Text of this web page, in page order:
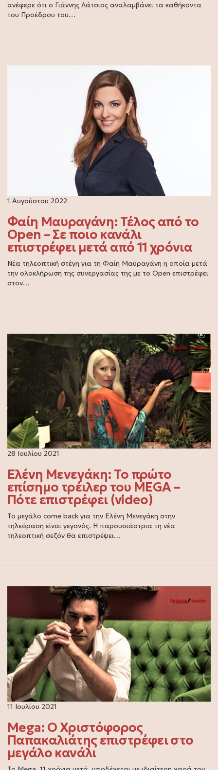
ανέφερε ότι ο Γιάννης Λάτσιος αναλαμβάνει τα καθήκοντα
του Προέδρου του…
1 Αυγούστου 2022
Φαίη Μαυραγάνη: Τέλος από το
Open – Σε ποιο κανάλι
επιστρέφει μετά από 11 χρόνια
Νέα τηλεοπτική στέγη για τη Φαίη Μαυραγάνη η οποία μετά
την ολοκλήρωση της συνεργασίας της με το Open επιστρέφει
στον…
28 Ιουλίου 2021
Ελένη Μενεγάκη: Το πρώτο
επίσημο τρέιλερ του MEGA –
Πότε επιστρέφει (video)
Το μεγάλο come back για την Ελένη Μενεγάκη στην
τηλεόραση είναι γεγονός. Η παρουσιάστρια τη νέα
τηλεοπτική σεζόν θα επιστρέψει…
11 Ιουλίου 2021
Mega: Ο Χριστόφορος
Παπακαλιάτης επιστρέφει στο
μεγάλο κανάλι